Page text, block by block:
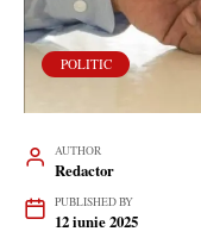
POLITIC
AUTHOR
Redactor
PUBLISHED BY
12 iunie 2025